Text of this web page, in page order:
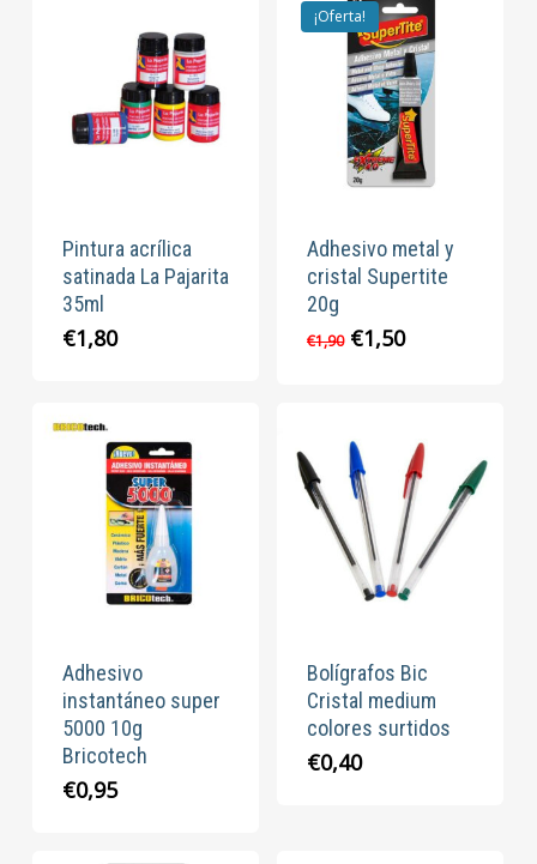
€1,40.€1,10.
Pintura acrílica
satinada La Pajarita
35ml
€1,80
¡Oferta!
Adhesivo metal y
cristal Supertite
20g
€1,90 El
€1,90.
€1,50El
€1,50.
Adhesivo
instantáneo super
5000 10g
Bricotech
€0,95
Bolígrafos Bic
Cristal medium
colores surtidos
€0,40